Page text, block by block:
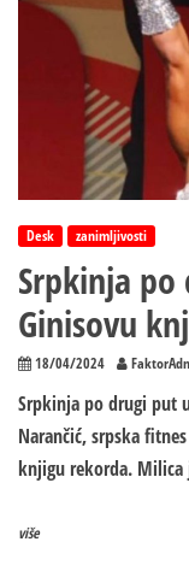
Desk zanimljivosti
Srpkinja
Ginisovu
18/04/2024
Srpkinja po drugi put
Narančić, srpska
knjigu rekorda. Milica
više